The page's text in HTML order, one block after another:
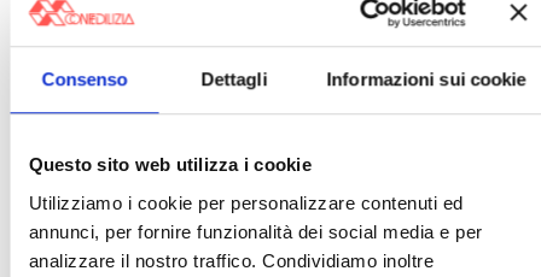
Consenso Dettagli Informazioni sui cookie
Questo sito web utilizza i cookie
Utilizziamo i cookie per personalizzare contenuti ed
annunci, per fornire funzionalità dei social media e per
analizzare il nostro traffico. Condividiamo inoltre
Nudaproprietà
Prima Casa
Proprietari Casa
Rendite Catastali
Rivoluzioneliberale
Sunia
Trasferimenti
Treviso
Valore Case